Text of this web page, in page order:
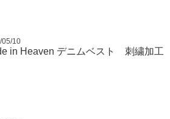
05/10
in Heaven デニムベスト 刺繍加工